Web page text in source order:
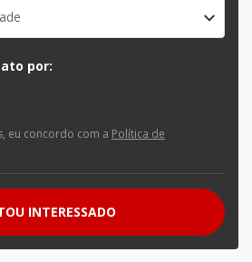
por:
eu concordo com a Política de
INTERESSADO